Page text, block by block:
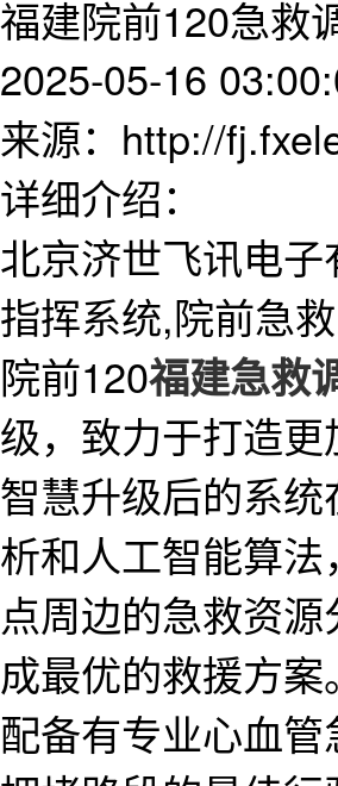
福建院前120急救
2025-05-16
来源：http://
详细介绍：
北京济世飞讯电
指挥系统,院前急
院前120福建急救
级，致力于打造
智慧升级后的系
析和人工智能算
点周边的急救资
成最优的救援方
配备有专业心血